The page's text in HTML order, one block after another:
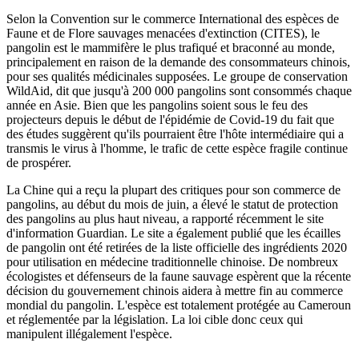
Selon la Convention sur le commerce International des espèces de
Faune et de Flore sauvages menacées d'extinction (CITES), le
pangolin est le mammifère le plus trafiqué et braconné au monde,
principalement en raison de la demande des consommateurs chinois,
pour ses qualités médicinales supposées. Le groupe de conservation
WildAid, dit que jusqu'à 200 000 pangolins sont consommés chaque
année en Asie. Bien que les pangolins soient sous le feu des
projecteurs depuis le début de l'épidémie de Covid-19 du fait que
des études suggèrent qu'ils pourraient être l'hôte intermédiaire qui a
transmis le virus à l'homme, le trafic de cette espèce fragile continue
de prospérer.
La Chine qui a reçu la plupart des critiques pour son commerce de
pangolins, au début du mois de juin, a élevé le statut de protection
des pangolins au plus haut niveau, a rapporté récemment le site
d'information Guardian. Le site a également publié que les écailles
de pangolin ont été retirées de la liste officielle des ingrédients 2020
pour utilisation en médecine traditionnelle chinoise. De nombreux
écologistes et défenseurs de la faune sauvage espèrent que la récente
décision du gouvernement chinois aidera à mettre fin au commerce
mondial du pangolin. L'espèce est totalement protégée au Cameroun
et réglementée par la législation. La loi cible donc ceux qui
manipulent illégalement l'espèce.